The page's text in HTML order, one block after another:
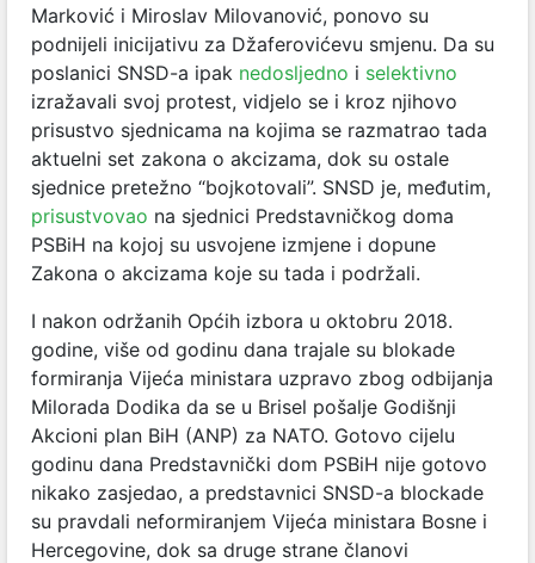
Marković i Miroslav Milovanović, ponovo su
podnijeli inicijativu za Džaferovićevu smjenu. Da su
poslanici SNSD-a ipak nedosljedno i selektivno
izražavali svoj protest, vidjelo se i kroz njihovo
prisustvo sjednicama na kojima se razmatrao tada
aktuelni set zakona o akcizama, dok su ostale
sjednice pretežno “bojkotovali”. SNSD je, međutim,
prisustvovao na sjednici Predstavničkog doma
PSBiH na kojoj su usvojene izmjene i dopune
Zakona o akcizama koje su tada i podržali.
I nakon održanih Općih izbora u oktobru 2018.
godine, više od godinu dana trajale su blokade
formiranja Vijeća ministara uzpravo zbog odbijanja
Milorada Dodika da se u Brisel pošalje Godišnji
Akcioni plan BiH (ANP) za NATO. Gotovo cijelu
godinu dana Predstavnički dom PSBiH nije gotovo
nikako zasjedao, a predstavnici SNSD-a blockade
su pravdali neformiranjem Vijeća ministara Bosne i
Hercegovine, dok sa druge strane članovi